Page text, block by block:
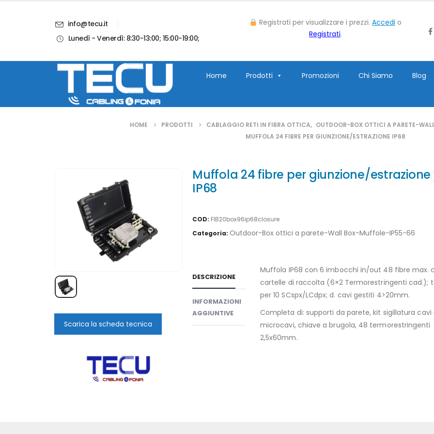
info@tecu.it
Lunedì - Venerdì: 8:30-13:00; 15:00-19:00;
Registrati per visualizzare i prezzi. Accedi o
Registrati.
Home Prodotti Promozioni Chi Siamo Blog
HOME PRODOTTI CABLAGGIO RETI IN FIBRA OTTICA, OUTDOOR-BOX OTTICI A PARETE-
MUFFOLA 24 FIBRE PER GIUNZIONE/ESTRAZIONE IP68
Scarica la scheda tecnica
Muffola 24 fibre per giunzione/estrazione
IP68
COD: FIB20box96ip68closure
Categoria: Outdoor-Box ottici a parete-Wall Box-Muffole-IP55-66
DESCRIZIONE
INFORMAZIONI
AGGIUNTIVE
Muffola IP68 con 6 imbocchi in/out 48 fibre max.
cartelle di raccolta (6×2 Termorestringenti cad.);
per 10 SCspx/LCdpx; d. cavi gestiti 4>20mm.
Completa di: supporti da parete, kit sigillatura cavi
microcavi, chiave a brugola, 48 termorestringenti
2,5x60mm.
Blog Contatti Account